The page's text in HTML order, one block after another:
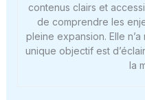
contenus clairs et
de comprendre les
pleine expansion. Elle
unique objectif est
la